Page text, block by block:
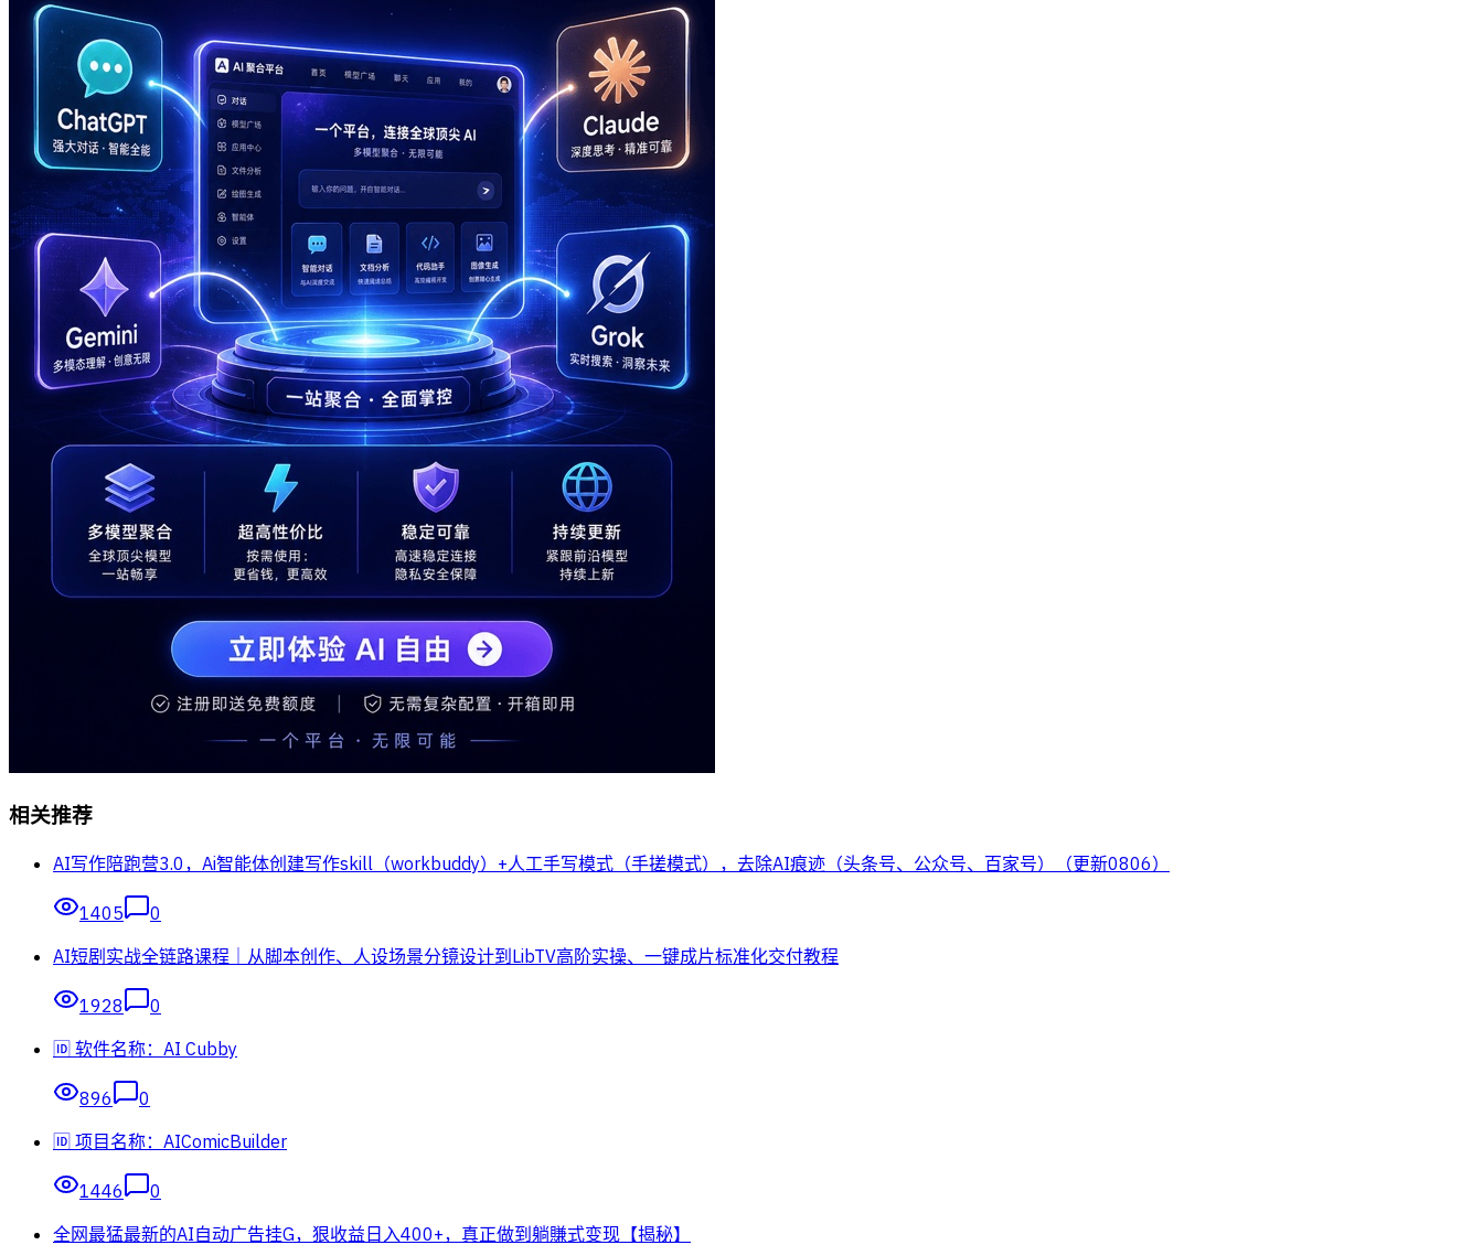
相关推荐
AI写作陪跑营3.0，Ai智能体创建写作skill（workbuddy）+人工手写模式（手搓模式），去除AI痕迹（头条号、公众号、百家号）（更新0806）
1405
0
AI短剧实战全链路课程｜从脚本创作、人设场景分镜设计到LibTV高阶实操、一键成片标准化交付教程
1928
0
🆔 软件名称：AI Cubby
896
0
🆔 项目名称：AIComicBuilder
1446
0
全网最猛最新的AI自动广告挂G，狠收益日入400+，真正做到躺賺式变现【揭秘】